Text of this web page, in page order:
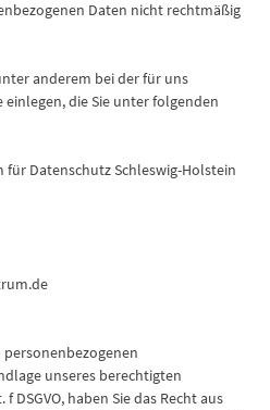
Daten nicht rechtmäßig
anderem bei der für uns
die Sie unter folgenden
für Datenschutz Schleswig-Holstein
unseres berechtigten
DSGVO, haben Sie das Recht aus